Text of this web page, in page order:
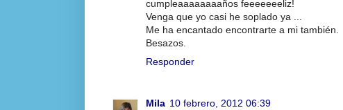
cumpleaaaaaaaaños feeeeeeeliz!
Venga que yo casi he soplado ya ...
Me ha encantado encontrarte a mi también.
Besazos.
Responder
Mila 10 febrero, 2012 06:39